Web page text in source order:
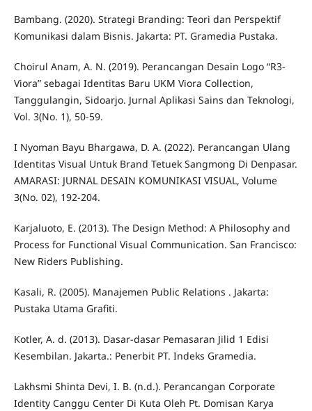
Bambang. (2020). Strategi Branding: Teori dan Perspektif
Komunikasi dalam Bisnis. Jakarta: PT. Gramedia Pustaka.
Choirul Anam, A. N. (2019). Perancangan Desain Logo “R3-
Viora” sebagai Identitas Baru UKM Viora Collection,
Tanggulangin, Sidoarjo. Jurnal Aplikasi Sains dan Teknologi,
Vol. 3(No. 1), 50-59.
I Nyoman Bayu Bhargawa, D. A. (2022). Perancangan Ulang
Identitas Visual Untuk Brand Tetuek Sangmong Di Denpasar.
AMARASI: JURNAL DESAIN KOMUNIKASI VISUAL, Volume
3(No. 02), 192-204.
Karjaluoto, E. (2013). The Design Method: A Philosophy and
Process for Functional Visual Communication. San Francisco:
New Riders Publishing.
Kasali, R. (2005). Manajemen Public Relations . Jakarta:
Pustaka Utama Grafiti.
Kotler, A. d. (2013). Dasar-dasar Pemasaran Jilid 1 Edisi
Kesembilan. Jakarta.: Penerbit PT. Indeks Gramedia.
Lakhsmi Shinta Devi, I. B. (n.d.). Perancangan Corporate
Identity Canggu Center Di Kuta Oleh Pt. Domisan Karya